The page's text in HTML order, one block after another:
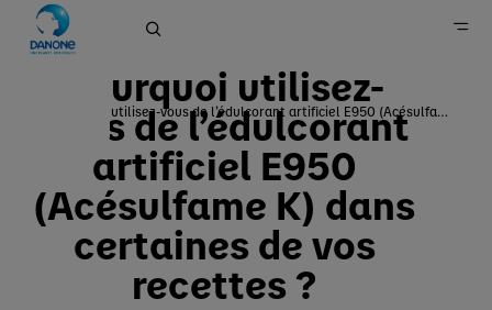
Danone en France
Danone & Vous
Composition produits
Pourquoi utilisez-vous de l’édulcorant artificiel E950 (Acésulfame K) dans certaines de vos recettes ?
Additifs
Pourquoi utilisez-
vous de l’édulcorant
artificiel E950
(Acésulfame K) dans
certaines de vos
recettes ?